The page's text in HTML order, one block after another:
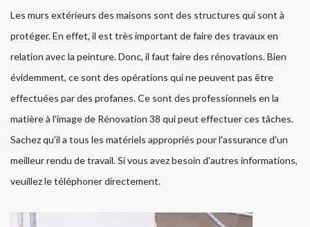
Les murs extérieurs des maisons sont des structures qui sont à
protéger. En effet, il est très important de faire des travaux en
relation avec la peinture. Donc, il faut faire des rénovations. Bien
évidemment, ce sont des opérations qui ne peuvent pas être
effectuées par des profanes. Ce sont des professionnels en la
matière à l'image de Rénovation 38 qui peut effectuer ces tâches.
Sachez qu'il a tous les matériels appropriés pour l'assurance d'un
meilleur rendu de travail. Si vous avez besoin d'autres informations,
veuillez le téléphoner directement.